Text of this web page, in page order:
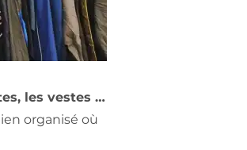
les vestes …
organisé où